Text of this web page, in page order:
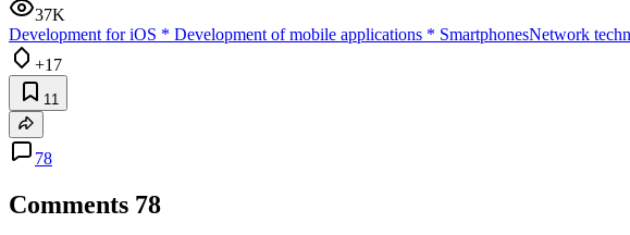
37K
Development for iOS * Development of mobile applications * SmartphonesNetwork
+17
11
78
Comments 78